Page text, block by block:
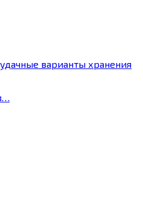
варианты хранения